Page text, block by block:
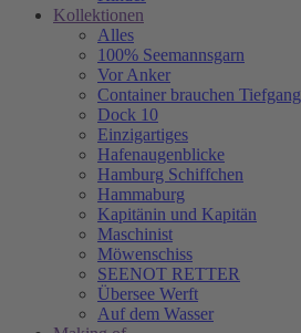
Kollektionen
Alles
100% Seemannsgarn
Vor Anker
Container brauchen Tiefgang
Dock 10
Einzigartiges
Hafenaugen­blicke
Hamburg Schiffchen
Hammaburg
Kapitänin und Kapitän
Maschinist
Möwenschiss
SEENOT RETTER
Übersee Werft
Auf dem Wasser